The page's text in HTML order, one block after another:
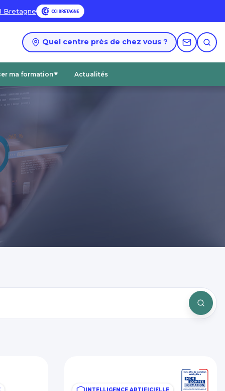
Bretagne
Quel centre près de chez vous ?
ma formation Actualités
Accéder aux catalogues PDF
Nos certifications